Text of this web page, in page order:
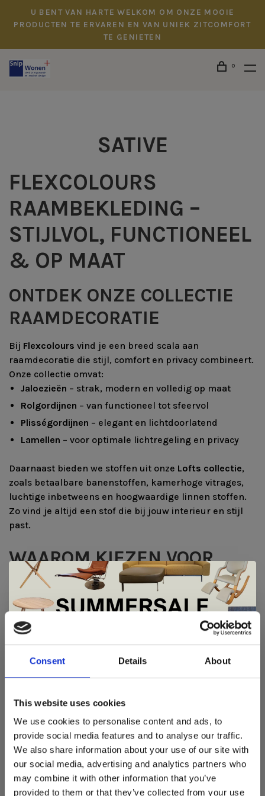
Consent Details About
This website uses cookies
We use cookies to personalise content and ads, to
provide social media features and to analyse our traffic.
We also share information about your use of our site with
our social media, advertising and analytics partners who
may combine it with other information that you’ve
provided to them or that they’ve collected from your use
U BENT VAN HARTE WELKOM OM ONZE MOOIE
PRODUCTEN TE ERVAREN EN VAN UNIEK ZITCOMFORT
TE GENIETEN
0
SATIVE
FLEXCOLOURS
RAAMBEKLEDING –
STIJLVOL, FUNCTIONEEL
& OP MAAT
ONTDEK ONZE COLLECTIE
RAAMDECORATIE
Bij Flexcolours vind je een breed scala aan
raamdecoratie die stijl, comfort en privacy combineert.
Onze collectie omvat:
Jaloezieën – strak, modern en volledig op maat
Rolgordijnen – van functioneel tot sfeervol
Plisségordijnen – elegant en lichtdoorlatend
Lamellen – voor optimale lichtregeling en privacy
Daarnaast bieden we stoffen uit onze Lofts collectie,
zoals betaalbare banenstoffen, kamerhoge vitrages,
luchtige inbetweens en hoogwaardige linnen stoffen.
Zo vind je altijd een stof die bij jouw interieur en stijl
past.
WAAROM KIEZEN VOOR
FLEXCOLOURS?
Flexcolours biedt
volledig maatwerk, elk raam krijgt een oplossing op
Hoge kwaliteit in stoffen en materialen
lijnen en een snelle service
Een flexibel en betrokken aterlierteam, waardoor
vakmanschap gegarandeerd is.
Een uitgebreide collectie voor elke stijl en budget.
PERSOONLIJK ADVIES BIJ
De Summer Sale bij Snip Wonen+ is
gestart!
woonaccessoires aan te schaffen met aantrekkelijke kortingen.
In onze showroom vind je een uitgebreide selectie
designmeubelen van gerenommeerde Nederlandse en Europese
merken. Onder andere showroommodellen vanHarvink ,
Gelderland,Swedese,Sculptures JeuxenArtisanzijn nu extra
voordelig verkrijgbaar. Profiteer van unieke aanbiedingen zolang
de voorraad strekt!